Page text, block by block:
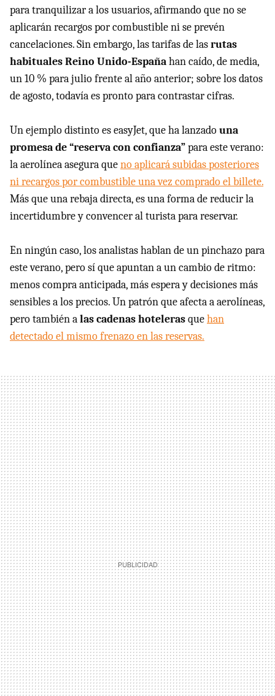
para tranquilizar a los usuarios, afirmando que no se
aplicarán recargos por combustible ni se prevén
cancelaciones. Sin embargo, las tarifas de lasrutas
habituales Reino Unido-Españahan caído, de media,
un 10 % para julio frente al año anterior; sobre los datos
de agosto, todavía es pronto para contrastar cifras.
Un ejemplo distinto es easyJet, que ha lanzadouna
promesa de “reserva con confianza”para este verano:
la aerolínea asegura queno aplicará subidas posteriores
ni recargos por combustible una vez comprado el billete.
Más que una rebaja directa, es una forma de reducir la
incertidumbre y convencer al turista para reservar.
En ningún caso, los analistas hablan de un pinchazo para
este verano, pero sí que apuntan a un cambio de ritmo:
menos compra anticipada, más espera y decisiones más
sensibles a los precios. Un patrón que afecta a aerolíneas,
pero también alas cadenas hotelerasquehan
detectado el mismo frenazo en las reservas.